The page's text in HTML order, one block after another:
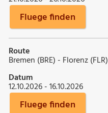
Fluege finden
Route
Bremen (BRE) - Florenz (FLR)
Datum
12.10.2026 - 16.10.2026
Fluege finden